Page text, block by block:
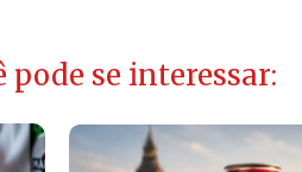
pode se interessar: